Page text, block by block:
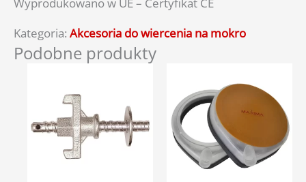
Kategoria: Akcesoria do wiercenia na mokro
Podobne produkty